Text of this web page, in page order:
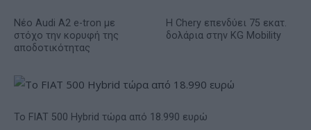
Νέο Audi A2 e-tron με
στόχο την κορυφή της
αποδοτικότητας
Η Chery επενδύει 75 εκατ.
δολάρια στην KG Mobility
Το FIAT 500 Hybrid τώρα από 18.990 ευρώ